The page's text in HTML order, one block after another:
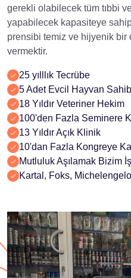
gerekli olabilecek tüm tıbbi
yapabilecek kapasiteye
prensibi temiz ve hijyenik bir
vermektir.
25 yılllık Tecrübe
5 Adet Evcil Hayvan
18 Yıldır Veteriner Hekim
100'den Fazla Seminere
13 Yıldır Açık Klinik
10'dan Fazla Kongreye
Mutluluk Aşılamak Bizim
Kartal, Foks,